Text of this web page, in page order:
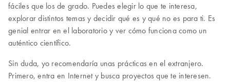
fáciles que los de grado. Puedes elegir lo que te interesa,
explorar distintos temas y decidir qué es y qué no es para ti. Es
genial entrar en el laboratorio y ver cómo funciona como un
auténtico científico.
Sin duda, yo recomendaría unas prácticas en el extranjero.
Primero, entra en Internet y busca proyectos que te interesen.